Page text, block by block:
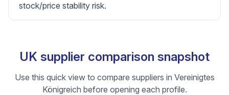
stock/price stability risk.
UK supplier comparison snapshot
Use this quick view to compare suppliers in Vereinigtes
Königreich before opening each profile.